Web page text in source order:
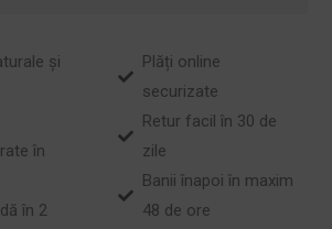
și
în
în 2
Plăți online
securizate
Retur facil în 30 de
zile
Banii înapoi în maxim
48 de ore